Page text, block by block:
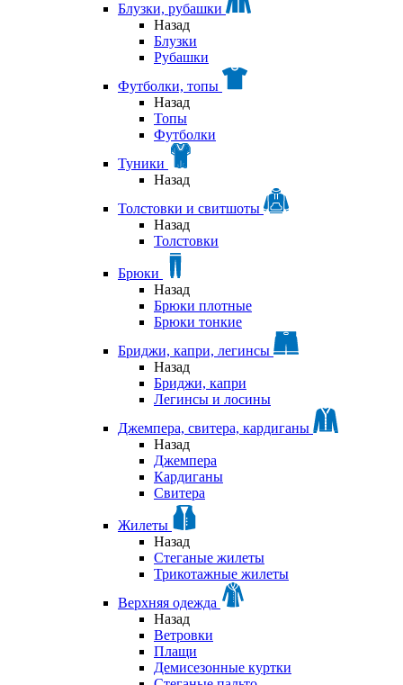
Блузки, рубашки
Назад
Блузки
Рубашки
Футболки, топы
Назад
Топы
Футболки
Туники
Назад
Толстовки и свитшоты
Назад
Толстовки
Брюки
Назад
Брюки плотные
Брюки тонкие
Бриджи, капри, легинсы
Назад
Бриджи, капри
Легинсы и лосины
Джемпера, свитера, кардиганы
Назад
Джемпера
Кардиганы
Свитера
Жилеты
Назад
Стеганые жилеты
Трикотажные жилеты
Верхняя одежда
Назад
Ветровки
Плащи
Демисезонные куртки